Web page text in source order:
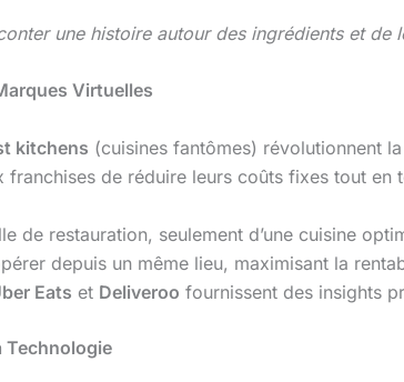
une histoire autour des ingrédients et de
Virtuelles
kitchens (cuisines fantômes) révolutionnent la
franchises de réduire leurs coûts fixes tout en
de restauration, seulement d’une cuisine
depuis un même lieu, maximisant la
Eats et Deliveroo fournissent des insights
Technologie